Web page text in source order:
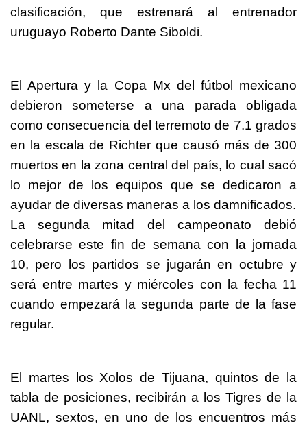
clasificación, que estrenará al entrenador
uruguayo Roberto Dante Siboldi.
El Apertura y la Copa Mx del fútbol mexicano
debieron someterse a una parada obligada
como consecuencia del terremoto de 7.1 grados
en la escala de Richter que causó más de 300
muertos en la zona central del país, lo cual sacó
lo mejor de los equipos que se dedicaron a
ayudar de diversas maneras a los damnificados.
La segunda mitad del campeonato debió
celebrarse este fin de semana con la jornada
10, pero los partidos se jugarán en octubre y
será entre martes y miércoles con la fecha 11
cuando empezará la segunda parte de la fase
regular.
El martes los Xolos de Tijuana, quintos de la
tabla de posiciones, recibirán a los Tigres de la
UANL, sextos, en uno de los encuentros más